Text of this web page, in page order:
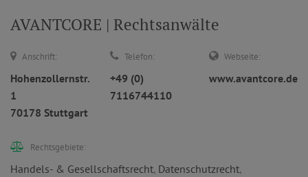
AVANTCORE | Rechtsanwälte
Anschrift:
Hohenzollernstr.
1
70178 Stuttgart
Telefon:
+49 (0)
7116744110
Webseite:
www.avantcore.de
Rechtsgebiete:
Handels- & Gesellschaftsrecht, Datenschutzrecht,